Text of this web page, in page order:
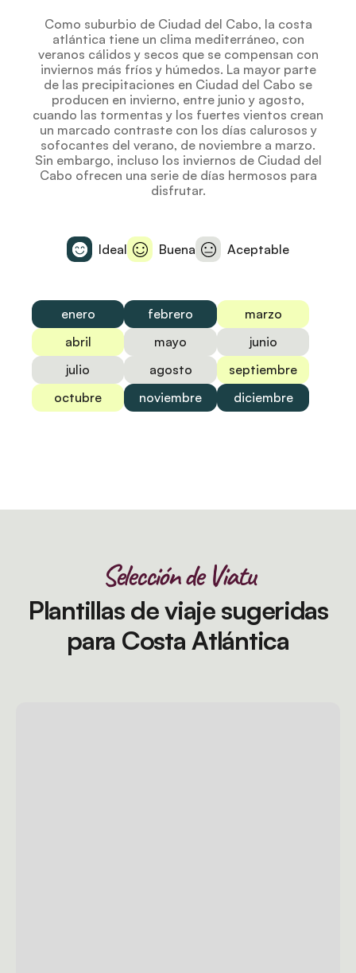
Como suburbio de Ciudad del Cabo, la costa
atlántica tiene un clima mediterráneo, con
veranos cálidos y secos que se compensan con
inviernos más fríos y húmedos. La mayor parte
de las precipitaciones en Ciudad del Cabo se
producen en invierno, entre junio y agosto,
cuando las tormentas y los fuertes vientos crean
un marcado contraste con los días calurosos y
sofocantes del verano, de noviembre a marzo.
Sin embargo, incluso los inviernos de Ciudad del
Cabo ofrecen una serie de días hermosos para
disfrutar.
Ideal Buena Aceptable
enero febrero
marzo
abril
mayo
junio
julio
agosto
septiembre
octubre
noviembre diciembre
Selección de Viatu
Plantillas de viaje sugeridas
para Costa Atlántica